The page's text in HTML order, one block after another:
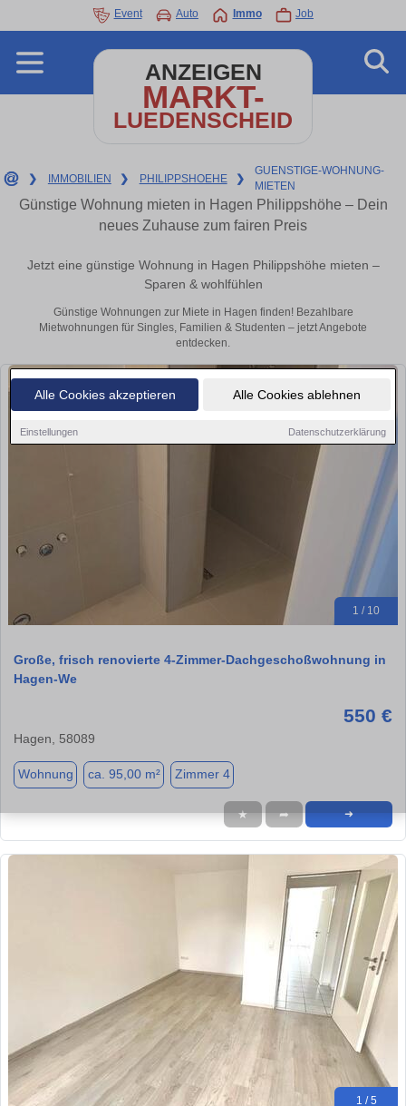
Alle Cookies akzeptieren Alle Cookies ablehnen
Einstellungen Datenschutzerklärung
Event Auto Immo Job
ANZEIGEN
MARKT-
LUEDENSCHEID
❯ IMMOBILIEN ❯ PHILIPPSHOEHE ❯
GUENSTIGE-WOHNUNG-
MIETEN
Günstige Wohnung mieten in Hagen Philippshöhe – Dein
neues Zuhause zum fairen Preis
Jetzt eine günstige Wohnung in Hagen Philippshöhe mieten –
Sparen & wohlfühlen
Günstige Wohnungen zur Miete in Hagen finden! Bezahlbare
Mietwohnungen für Singles, Familien & Studenten – jetzt Angebote
entdecken.
1 / 10
Große, frisch renovierte 4-Zimmer-Dachgeschoßwohnung in
Hagen-We
550 €
Hagen, 58089
Wohnung ca. 95,00 m² Zimmer 4
★ ➦ ➜
1 / 5